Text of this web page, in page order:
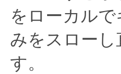
をローカル
みをスロー
す。